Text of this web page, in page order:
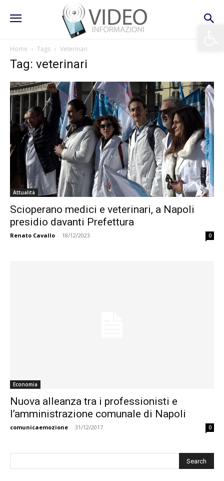
Home Tags Veterinari
Tag: veterinari
Attualità
Scioperano medici e veterinari, a Napoli
presidio davanti Prefettura
Renato Cavallo - 18/12/2023 0
Economia
Nuova alleanza tra i professionisti e
l’amministrazione comunale di Napoli
comunicaemozione - 31/12/2017 0